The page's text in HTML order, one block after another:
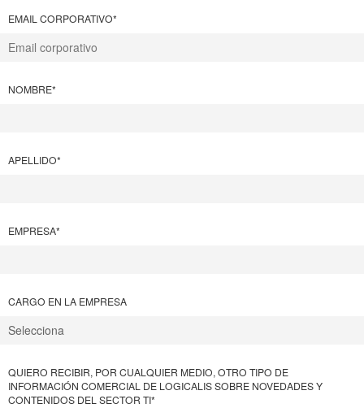
EMAIL CORPORATIVO*
NOMBRE*
APELLIDO*
EMPRESA*
CARGO EN LA EMPRESA
QUIERO RECIBIR, POR CUALQUIER MEDIO, OTRO TIPO DE
INFORMACIÓN COMERCIAL DE LOGICALIS SOBRE NOVEDADES Y
CONTENIDOS DEL SECTOR TI*